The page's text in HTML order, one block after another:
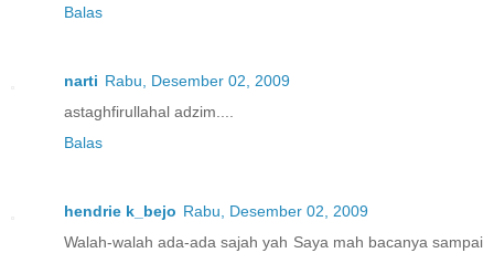
Balas
narti Rabu, Desember 02, 2009
astaghfirullahal adzim....
Balas
hendrie k_bejo Rabu, Desember 02, 2009
Walah-walah ada-ada sajah yah Saya mah bacanya sampai